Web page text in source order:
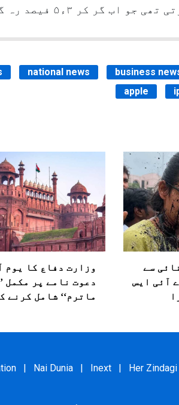
national news business
apple
سے
آئی ایس
وزارت دفاع کا یوم
دعوت نامے پر مکمل
ماترم‘‘ شامل کرنے
| Nai Dunia | Inext | Her Zindagi